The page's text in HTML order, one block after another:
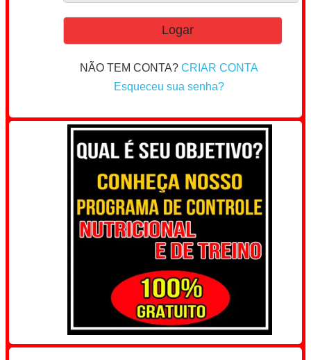
NÃO TEM CONTA?CRIAR CONTA
Esqueceu sua senha?